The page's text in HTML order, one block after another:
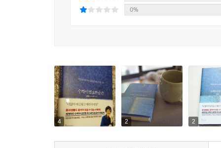
세계관과 통념을 뛰어넘으며 자연과 우주에 관해
하지만 수학의 역사에서 중요한 계기는 오히려
무엇인가?’라는 질문으로 시작한다. 대표자를
사회문화적 고려사항과 현실적 딜레마에도 불
다가설 수 있게 된다. 수학의 힘은 여기에 있다
사고하게 만드는 것이다.
0%
4 2 2